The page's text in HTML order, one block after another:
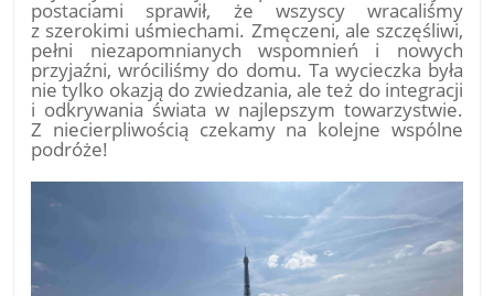
postaciami sprawił, że wszyscy wracaliśmy
z szerokimi uśmiechami. Zmęczeni, ale szczęśliwi,
pełni niezapomnianych wspomnień i nowych
przyjaźni, wróciliśmy do domu. Ta wycieczka była
nie tylko okazją do zwiedzania, ale też do integracji
i odkrywania świata w najlepszym towarzystwie.
Z niecierpliwością czekamy na kolejne wspólne
podróże!